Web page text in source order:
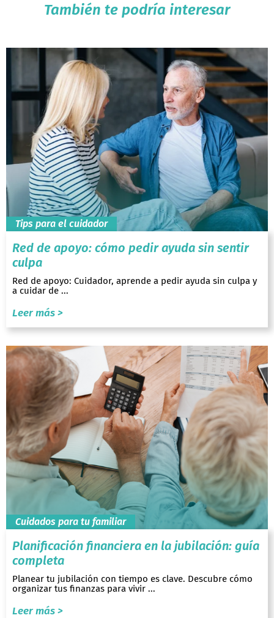
También te podría interesar
Tips para el cuidador
Red de apoyo: cómo pedir ayuda sin sentir
culpa
Red de apoyo: Cuidador, aprende a pedir ayuda sin culpa y
a cuidar de ...
Leer más >
Cuidados para tu familiar
Planificación financiera en la jubilación: guía
completa
Planear tu jubilación con tiempo es clave. Descubre cómo
organizar tus finanzas para vivir ...
Leer más >